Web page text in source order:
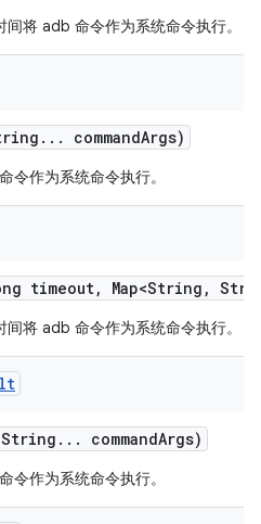
将 adb 命令作为系统命令执行。
. . . commandArgs)
令作为系统命令执行。
timeout, Map<String ,
将 adb 命令作为系统命令执行。
. . . commandArgs)
令作为系统命令执行。